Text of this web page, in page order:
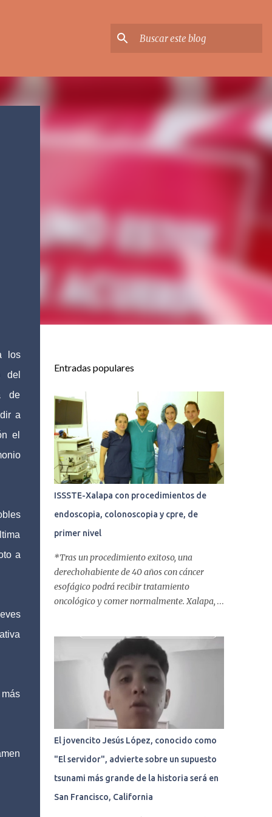
los
del
de
a
el
a
Entradas populares
ISSSTE-Xalapa con procedimientos de
endoscopia, colonoscopia y cpre, de
primer nivel
*Tras un procedimiento exitoso, una
derechohabiente de 40 años con cáncer
esofágico podrá recibir tratamiento
oncológico y comer normalmente. Xalapa,
Libre.- La Clínica del ISSSTE de Xalapa es de
las únicas en el Estado que ha realizado más
de 2 mil procedimientos endoscópicos
anuales entre los que se incluyen
endoscopia, colonoscopia y
colangiopancreatografía retrógrada
endoscópica (CPRE), con equipo de alta
tecnología de videoendoscopia gástrica y
con especialistas certificados. Además se
cuenta con endoscopios de última tecnología
que permiten diagnósticos con mayor
certeza y sin dolor para el paciente, a través
El jovencito Jesús López, conocido como
"El servidor", advierte sobre un supuesto
tsunami más grande de la historia será en
San Francisco, California